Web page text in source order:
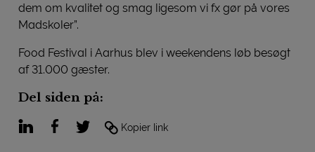
dem om kvalitet og smag ligesom vi fx gør på vores
Madskoler”.
Food Festival i Aarhus blev i weekendens løb besøgt
af 31.000 gæster.
Del siden på:
LinkedInFacebook
TwitterKopier link